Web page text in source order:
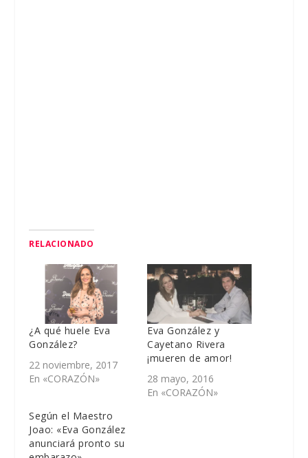
RELACIONADO
¿A qué huele Eva
González?
22 noviembre, 2017
En «CORAZÓN»
Eva González y
Cayetano Rivera
¡mueren de amor!
28 mayo, 2016
En «CORAZÓN»
Según el Maestro
Joao: «Eva González
anunciará pronto su